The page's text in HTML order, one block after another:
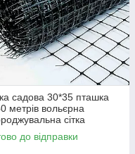
садова 30*35 пташка
метрів вольєрна
сітка
до відправки